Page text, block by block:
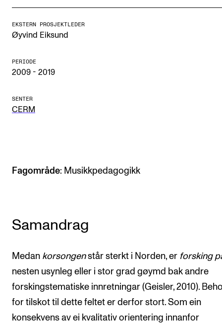
IN.TUNE
AKTUELT
Nyheter og historier
Om Norges musikkhøgskole
For ansatte og studenter
EKSTERN PROSJEKTLEDER
Øyvind Eiksund
PERIODE
2009 - 2019
SENTER
CERM
Fagområde: Musikkpedagogikk
Samandrag
Medan korsongenstår sterkt i Norden, er forsking
nesten usynleg eller i stor grad gøymd bak andre
forskingstematiske innretningar (Geisler, 2010).
for tilskot til dette feltet er derfor stort. Som ein
konsekvens av ei kvalitativ orientering innanfor